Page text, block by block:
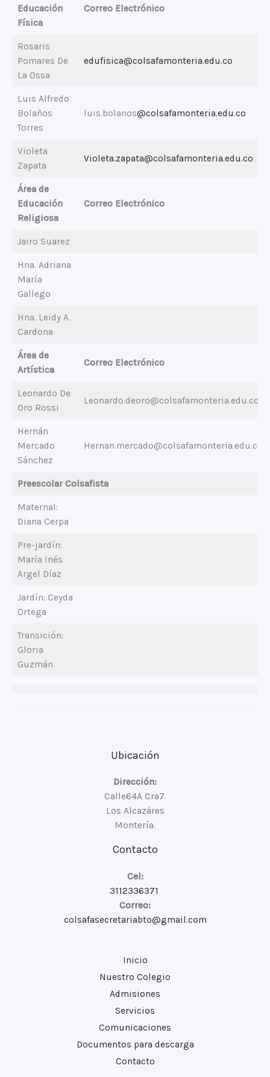
Educación
Física
Correo Electrónico
Rosaris
Pomares De
La Ossa
edufisica@colsafamonteria.edu.co
Luis Alfredo
Bolaños
Torres
luis.bolanos@colsafamonteria.edu.co
Violeta
Zapata
Violeta.zapata@colsafamonteria.edu.co
Área de
Educación
Religiosa
Correo Electrónico
Jairo Suarez
Hna. Adriana
María
Gallego
Hna. Leidy A.
Cardona
Área de
Artística
Correo Electrónico
Leonardo De
Oro Rossi
Leonardo.deoro@colsafamonteria.edu.co
Hernán
Mercado
Sánchez
Hernan.mercado@colsafamonteria.edu.co
Preescolar Colsafista
Maternal:
Diana Cerpa
Pre-jardín:
María Inés
Argel Díaz
Jardín: Ceyda
Ortega
Transición:
Gloria
Guzmán
Ubicación
Dirección:
Calle64A Cra7.
Los Alcazáres
Montería.
Contacto
Cel:
3112336371
Correo:
colsafasecretariabto@gmail.com
Inicio
Nuestro Colegio
Admisiones
Servicios
Comunicaciones
Documentos para descarga
Contacto